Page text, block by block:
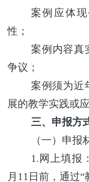
案例应体
性；
案例内容真
争议；
案例须为近
展的教学实践或
三、申报方
（一）申报
1.网上填报
月 11 日前，通过“